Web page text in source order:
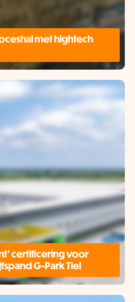
met hightech
certificering voor
G-Park Tiel